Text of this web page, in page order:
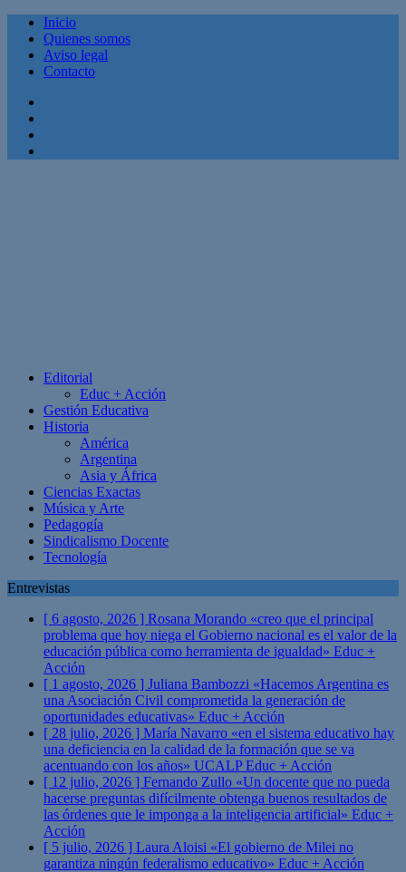
Inicio
Quienes somos
Aviso legal
Contacto
Editorial
Educ + Acción
Gestión Educativa
Historia
América
Argentina
Asia y África
Ciencias Exactas
Música y Arte
Pedagogía
Sindicalismo Docente
Tecnología
Entrevistas
[ 6 agosto, 2026 ] Rosana Morando «creo que el principal
problema que hoy niega el Gobierno nacional es el valor de la
educación pública como herramienta de igualdad» Educ +
Acción
[ 1 agosto, 2026 ] Juliana Bambozzi «Hacemos Argentina es
una Asociación Civil comprometida la generación de
oportunidades educativas» Educ + Acción
[ 28 julio, 2026 ] María Navarro «en el sistema educativo hay
una deficiencia en la calidad de la formación que se va
acentuando con los años» UCALPEduc + Acción
[ 12 julio, 2026 ] Fernando Zullo «Un docente que no pueda
hacerse preguntas difícilmente obtenga buenos resultados de
las órdenes que le imponga a la inteligencia artificial» Educ +
Acción
[ 5 julio, 2026 ] Laura Aloisi «El gobierno de Milei no
garantiza ningún federalismo educativo» Educ + Acción